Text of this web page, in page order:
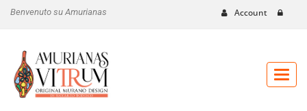
Benvenuto su Amurianas Account
Toggle